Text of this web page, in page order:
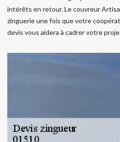
intérêts en retour. Le couvreur
zinguerie une fois que votre
devis vous aidera à cadrer votre